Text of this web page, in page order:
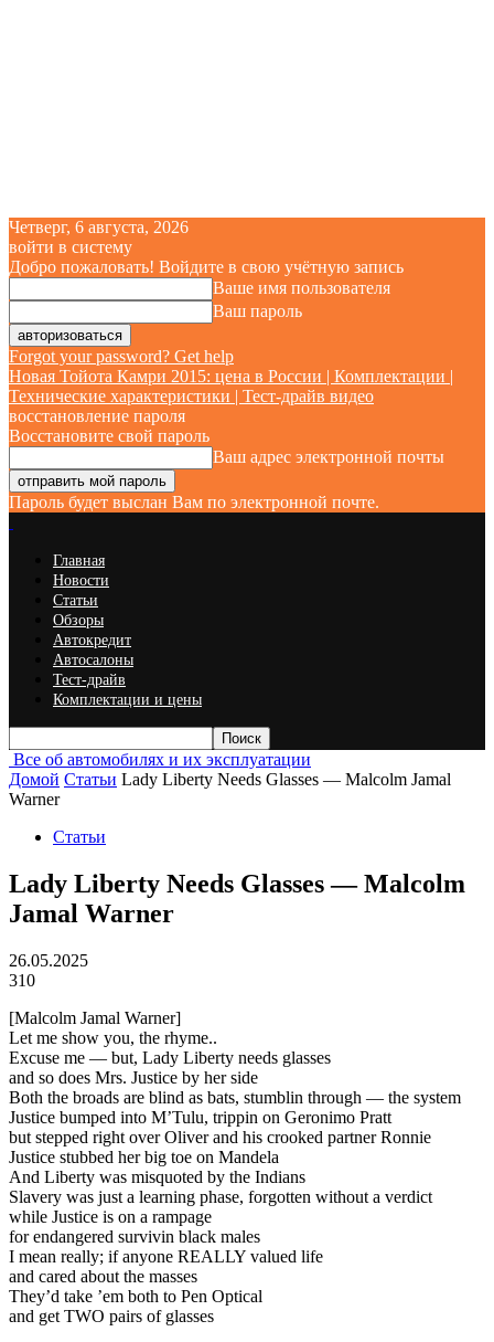
Четверг, 6 августа, 2026
войти в систему
Добро пожаловать! Войдите в свою учётную запись
Ваше имя пользователя
Ваш пароль
Forgot your password? Get help
Новая Тойота Камри 2015: цена в России | Комплектации |
Технические характеристики | Тест-драйв видео
восстановление пароля
Восстановите свой пароль
Ваш адрес электронной почты
Пароль будет выслан Вам по электронной почте.
Главная
Новости
Статьи
Обзоры
Автокредит
Автосалоны
Тест-драйв
Комплектации и цены
Все об автомобилях и их эксплуатации
Домой Статьи Lady Liberty Needs Glasses — Malcolm Jamal
Warner
Статьи
Lady Liberty Needs Glasses — Malcolm
Jamal Warner
26.05.2025
310
[Malcolm Jamal Warner]
Let me show you, the rhyme..
Excuse me — but, Lady Liberty needs glasses
and so does Mrs. Justice by her side
Both the broads are blind as bats, stumblin through — the system
Justice bumped into M’Tulu, trippin on Geronimo Pratt
but stepped right over Oliver and his crooked partner Ronnie
Justice stubbed her big toe on Mandela
And Liberty was misquoted by the Indians
Slavery was just a learning phase, forgotten without a verdict
while Justice is on a rampage
for endangered survivin black males
I mean really; if anyone REALLY valued life
and cared about the masses
They’d take ’em both to Pen Optical
and get TWO pairs of glasses